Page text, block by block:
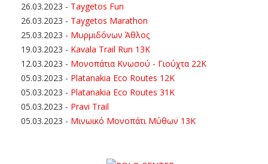
26.03.2023 - Taygetos Fun
26.03.2023 - Taygetos Marathon
25.03.2023 - Μυρμιδόνων Άθλος
19.03.2023 - Kavala Trail Run 13K
12.03.2023 - Μονοπάτια Κνωσού - Γιούχτα 22Κ
05.03.2023 - Platanakia Eco Routes 12K
05.03.2023 - Platanakia Eco Routes 31K
05.03.2023 - Pravi Trail
05.03.2023 - Μινωικό Μονοπάτι Μύθων 13Κ